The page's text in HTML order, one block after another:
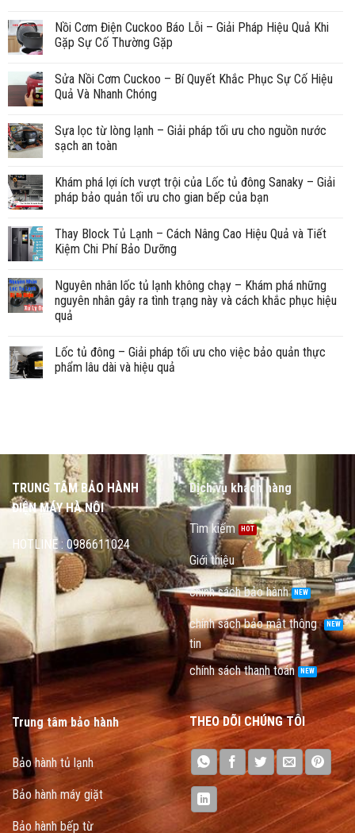
Nồi Cơm Điện Cuckoo Báo Lỗi – Giải Pháp Hiệu Quả Khi
Gặp Sự Cố Thường Gặp
Sửa Nồi Cơm Cuckoo – Bí Quyết Khắc Phục Sự Cố Hiệu
Quả Và Nhanh Chóng
Sựa lọc từ lòng lạnh – Giải pháp tối ưu cho nguồn nước
sạch an toàn
Khám phá lợi ích vượt trội của Lốc tủ đông Sanaky – Giải
pháp bảo quản tối ưu cho gian bếp của bạn
Thay Block Tủ Lạnh – Cách Nâng Cao Hiệu Quả và Tiết
Kiệm Chi Phí Bảo Dưỡng
Nguyên nhân lốc tủ lạnh không chạy – Khám phá những
nguyên nhân gây ra tình trạng này và cách khắc phục hiệu
quả
Lốc tủ đông – Giải pháp tối ưu cho việc bảo quản thực
phẩm lâu dài và hiệu quả
TRUNG TÂM BẢO HÀNH
ĐIỆN MÁY HÀ NỘI
HOTLINE : 0986611024
Dịch vụ khách hàng
Tìm kiếm
Giới thiệu
chính sách bảo hành
chính sách bảo mật thông
tin
chính sách thanh toán
Trung tâm bảo hành
Bảo hành tủ lạnh
Bảo hành máy giặt
Bảo hành bếp từ
THEO DÕI CHÚNG TÔI